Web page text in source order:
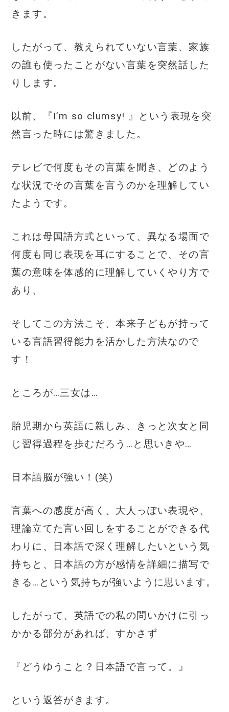
きます。
したがって、教えられていない言葉、家族
の誰も使ったことがない言葉を突然話した
りします。
以前、『I’m so clumsy! 』という表現を突
然言った時には驚きました。
テレビで何度もその言葉を聞き、どのよう
な状況でその言葉を言うのかを理解してい
たようです。
これは母国語方式といって、異なる場面で
何度も同じ表現を耳にすることで、その言
葉の意味を体感的に理解していくやり方で
あり、
そしてこの方法こそ、本来子どもが持って
いる言語習得能力を活かした方法なので
す！
ところが…三女は…
胎児期から英語に親しみ、きっと次女と同
じ習得過程を歩むだろう…と思いきや…
日本語脳が強い！(笑)
言葉への感度が高く、大人っぽい表現や、
理論立てた言い回しをすることができる代
わりに、日本語で深く理解したいという気
持ちと、日本語の方が感情を詳細に描写で
きる…という気持ちが強いように思います。
したがって、英語での私の問いかけに引っ
かかる部分があれば、すかさず
『どうゆうこと？日本語で言って。』
という返答がきます。